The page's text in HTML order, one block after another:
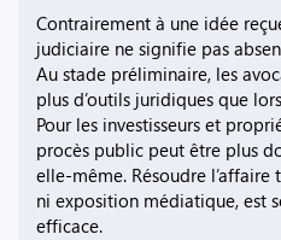
Contrairement à une idée
judiciaire ne signifie pas
Au stade préliminaire, les
plus d’outils juridiques que
Pour les investisseurs et
procès public peut être plus
elle-même. Résoudre
ni exposition médiatique, est
efficace.